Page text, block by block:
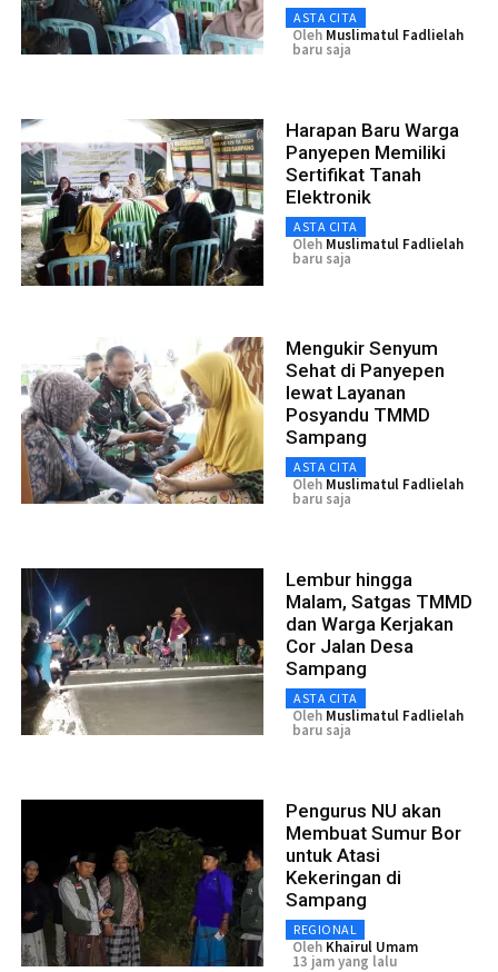
ASTA CITA
Oleh Muslimatul Fadlielah
baru saja
Harapan Baru Warga
Panyepen Memiliki
Sertifikat Tanah
Elektronik
ASTA CITA
Oleh Muslimatul Fadlielah
baru saja
Mengukir Senyum
Sehat di Panyepen
lewat Layanan
Posyandu TMMD
Sampang
ASTA CITA
Oleh Muslimatul Fadlielah
baru saja
Lembur hingga
Malam, Satgas TMMD
dan Warga Kerjakan
Cor Jalan Desa
Sampang
ASTA CITA
Oleh Muslimatul Fadlielah
baru saja
Pengurus NU akan
Membuat Sumur Bor
untuk Atasi
Kekeringan di
Sampang
REGIONAL
Oleh Khairul Umam
13 jam yang lalu